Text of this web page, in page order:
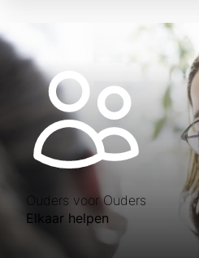
Ouders voor Ouders
Elkaar helpen